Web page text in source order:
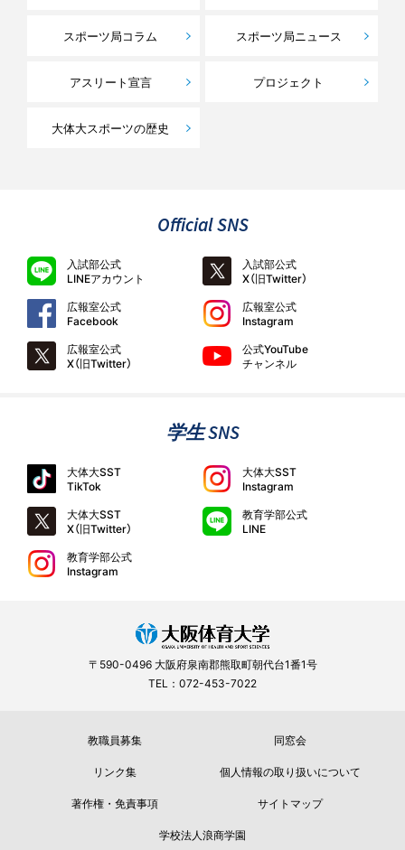
スポーツ局コラム スポーツ局ニュース
アスリート宣言 プロジェクト
大体大スポーツの歴史
Official SNS
入試部公式
LINEアカウント
入試部公式
X（旧Twitter）
広報室公式
Facebook
広報室公式
Instagram
広報室公式
X（旧Twitter）
公式YouTube
チャンネル
学生 SNS
大体大SST
TikTok
大体大SST
Instagram
大体大SST
X（旧Twitter）
教育学部公式
LINE
教育学部公式
Instagram
〒590-0496 大阪府泉南郡熊取町朝代台1番1号
TEL：072-453-7022
教職員募集
同窓会
リンク集
個人情報の取り扱いについて
著作権・免責事項
サイトマップ
学校法人浪商学園